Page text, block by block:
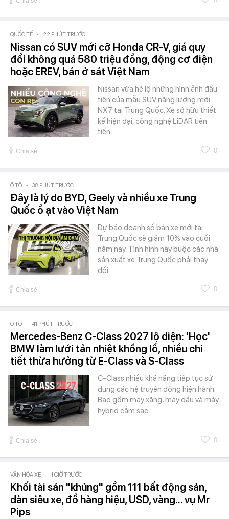
QUỐC TẾ - 22 PHÚT TRƯỚC
Nissan có SUV mới cỡ Honda CR-V, giá quy
đổi không quá 580 triệu đồng, động cơ điện
hoặc EREV, bán ở sát Việt Nam
Nissan vừa hé lộ những hình ảnh đầu
tiên của mẫu SUV năng lượng mới
NX7 tại Trung Quốc. Xe sở hữu thiết
kế hiện đại, công nghệ LiDAR tiên
tiến…
Chia sẻ 0
Ô TÔ - 38 PHÚT TRƯỚC
Đây là lý do BYD, Geely và nhiều xe Trung
Quốc ồ ạt vào Việt Nam
Dự báo doanh số bán xe mới tại
Trung Quốc sẽ giảm 10% vào cuối
năm nay. Tình hình này buộc các nhà
sản xuất xe Trung Quốc phải thay
đổi…
Chia sẻ 0
Ô TÔ - 41 PHÚT TRƯỚC
Mercedes-Benz C-Class 2027 lộ diện: 'Học'
BMW làm lưới tản nhiệt khổng lồ, nhiều chi
tiết thừa hưởng từ E-Class và S-Class
C-Class nhiều khả năng tiếp tục sử
dụng các hệ truyền động hiện hành.
Bao gồm máy xăng, máy dầu và máy
hybrid cắm sạc.
Chia sẻ 0
VĂN HÓA XE - 1 GIỜ TRƯỚC
Khối tài sản "khủng" gồm 111 bất động sản,
dàn siêu xe, đồ hàng hiệu, USD, vàng... vụ Mr
Pips